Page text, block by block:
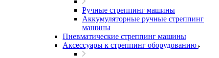
Ручные стреппинг машины
Аккумуляторные ручные стреппинг
машины
Пневматические стреппинг машины
Аксессуары к стреппинг оборудованию